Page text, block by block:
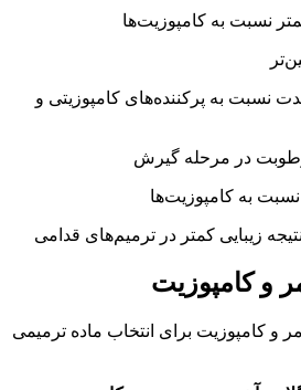
نسبت به کامپوزیت‌ها
نسبت به پرکننده‌های کامپوزیتی و
در مرحله گیرش
به کامپوزیت‌ها
زیبایی کمتر در ترمیم‌های قدامی
و کامپوزیت
و کامپوزیت برای انتخاب ماده ترمیمی